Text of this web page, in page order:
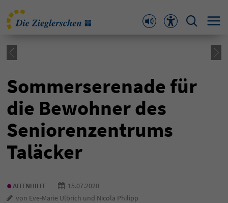
Sommerserenade für
die Bewohner des
Seniorenzentrums
Taläcker
•ALTENHILFE
15.07.2020
von Eve-Marie Ulbrich und Nicola Philipp